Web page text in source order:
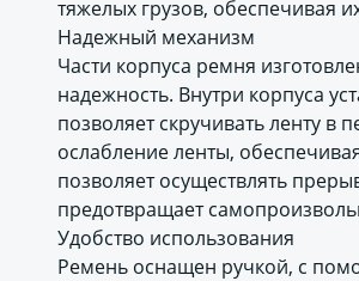
тяжелых грузов, обеспечивая
Надежный механизм
Части корпуса ремня
надежность. Внутри корпуса
позволяет скручивать ленту
ослабление ленты,
позволяет осуществлять
предотвращает
Удобство использования
Ремень оснащен ручкой, с